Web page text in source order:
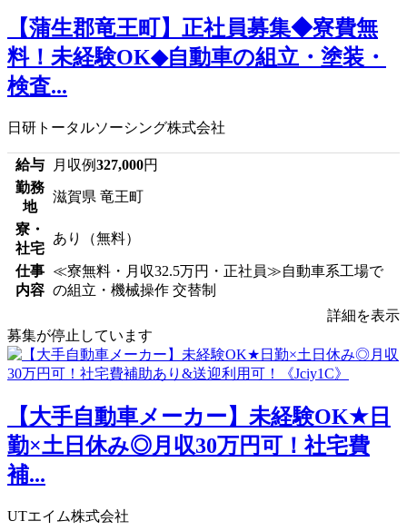
【蒲生郡竜王町】正社員募集◆寮費無
料！未経験OK◆自動車の組立・塗装・
検査...
日研トータルソーシング株式会社
給与 月収例327,000円
勤務
地
滋賀県 竜王町
寮・
社宅
あり（無料）
仕事
内容
≪寮無料・月収32.5万円・正社員≫自動車系工場で
の組立・機械操作 交替制
詳細を表示
募集が停止しています
【大手自動車メーカー】未経験OK★日
勤×土日休み◎月収30万円可！社宅費
補...
UTエイム株式会社